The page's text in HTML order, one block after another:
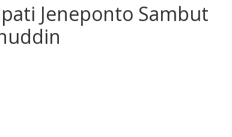
Jeneponto Sambut